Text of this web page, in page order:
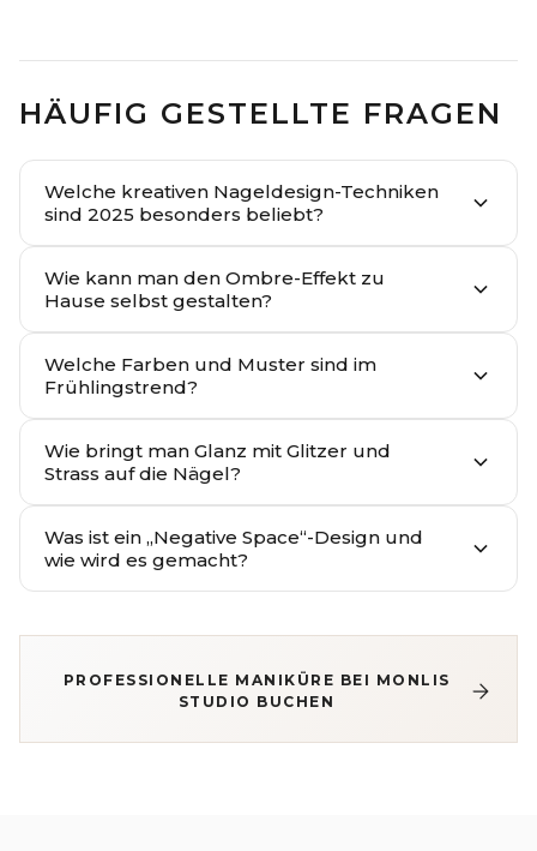
HÄUFIG GESTELLTE FRAGEN
Welche kreativen Nageldesign-Techniken
sind 2025 besonders beliebt?
Wie kann man den Ombre-Effekt zu
Hause selbst gestalten?
Welche Farben und Muster sind im
Frühlingstrend?
Wie bringt man Glanz mit Glitzer und
Strass auf die Nägel?
Was ist ein „Negative Space“-Design und
wie wird es gemacht?
PROFESSIONELLE MANIKÜRE BEI MONLIS
STUDIO BUCHEN